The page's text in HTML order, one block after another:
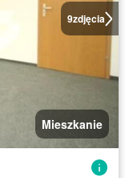
9zdjęcia
Mieszkanie